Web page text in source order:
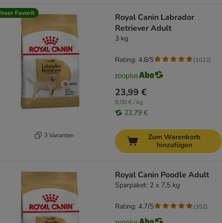
Favorit
3 Varianten
Royal Canin Labrador
Retriever Adult
3 kg
23,99 €
8,00 € / kg
22,79 €
Rating: 4.8/5 (1022)
Zum Warenkorb
hinzufügen
Royal Canin Poodle Adult
Sparpaket: 2 x 7,5 kg
Rating: 4.7/5 (352)